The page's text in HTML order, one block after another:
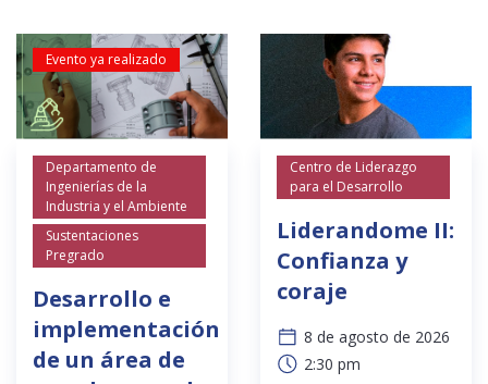
Evento ya realizado
Departamento de
Ingenierías de la
Industria y el Ambiente
Sustentaciones
Pregrado
Desarrollo e
implementación
de un área de
Centro de Liderazgo
para el Desarrollo
Liderandome II:
Confianza y
coraje
8 de agosto de 2026
2:30 pm